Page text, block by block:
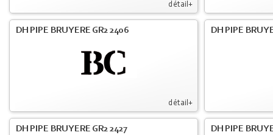
détail+
détail+
DH PIPE BRUYERE GR2 2406 DH PIPE
DH PIPE BRUYERE GR2 2427 DH PIPE